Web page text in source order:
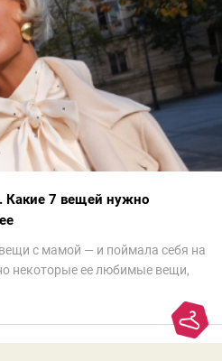
Какие 7 вещей нужно
с мамой — и поймала себя на
некоторые ее любимые вещи,
что сама мода сделала шаг